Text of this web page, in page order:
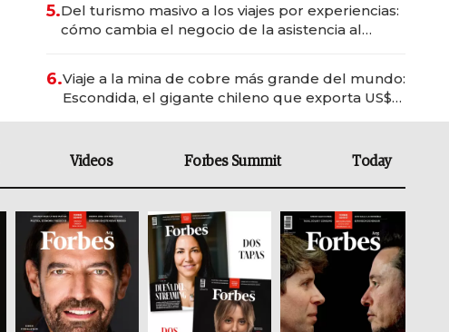
5.Del turismo masivo a los viajes por experiencias:
cómo cambia el negocio de la asistencia al
6.Viaje a la mina de cobre más grande del mundo:
Escondida, el gigante chileno que exporta US$
Videos Forbes Summit Today